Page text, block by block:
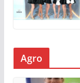
Agro